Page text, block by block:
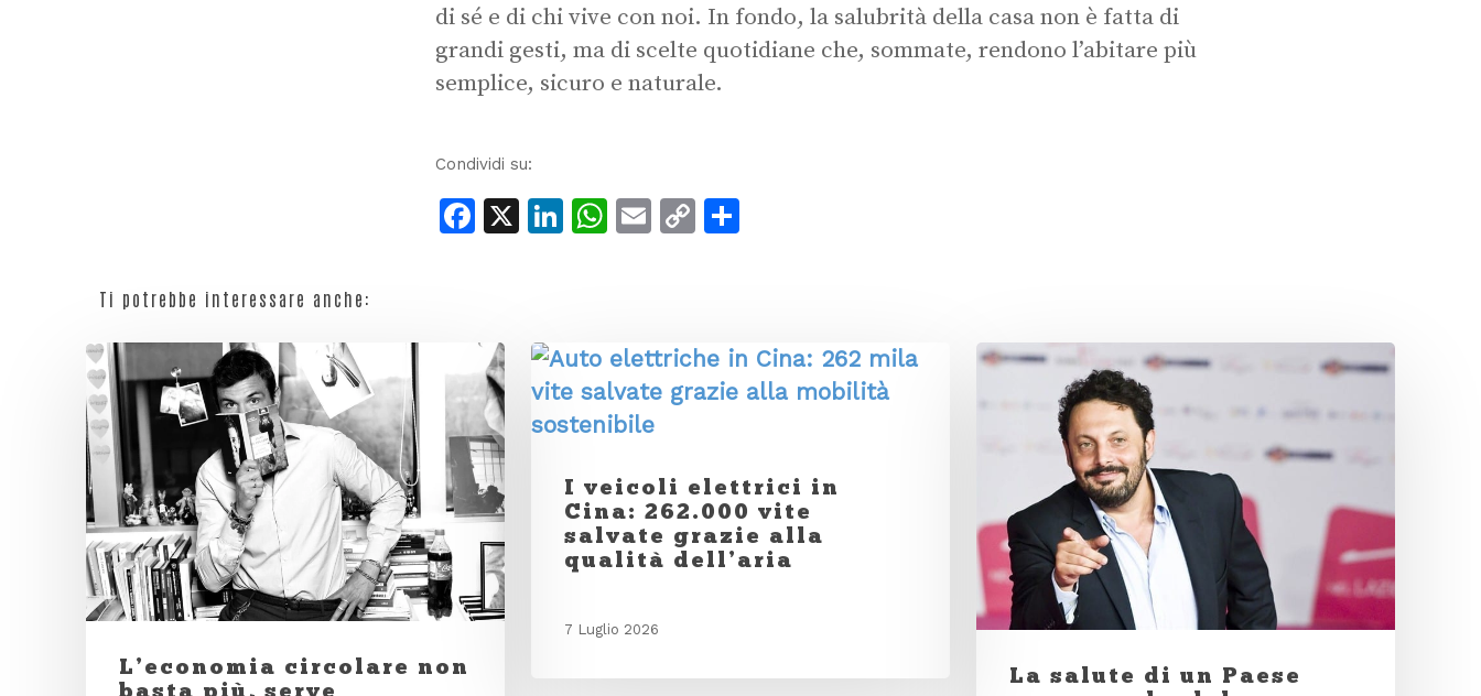
di sé e di chi vive con noi. In fondo, la salubrità della casa non è fatta di
grandi gesti, ma di scelte quotidiane che, sommate, rendono l’abitare più
semplice, sicuro e naturale.
Condividi su:
Facebook
X LinkedIn
WhatsApp
Email
Copy
Ti potrebbe interessare anche:
L’economia circolare non
I veicoli elettrici in
Cina: 262.000 vite
salvate grazie alla
qualità dell’aria
7 Luglio 2026
La salute di un Paese